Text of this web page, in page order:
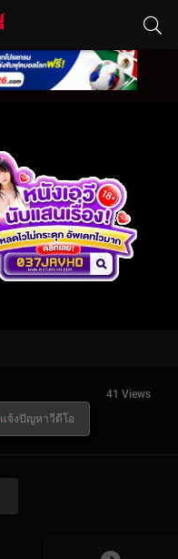
41 Views
แจ้งปัญหาวีดีโอ